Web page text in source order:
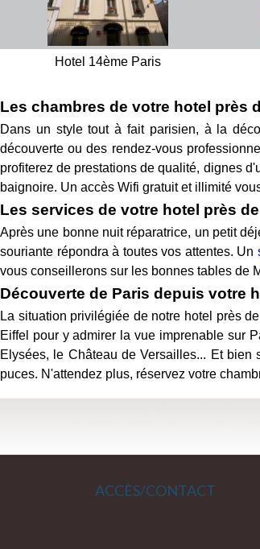
Hotel 14ème Paris
Les chambres de votre hotel près
Dans un style tout à fait parisien, à la
découverte ou des rendez-vous
profiterez de prestations de qualité, dignes
baignoire. Un accès Wifi gratuit et illimité
Les services de votre hotel près
Après une bonne nuit réparatrice, un petit
souriante répondra à toutes vos attentes. Un
vous conseillerons sur les bonnes tables de
Découverte de Paris depuis votre
La situation privilégiée de notre hotel près
Eiffel pour y admirer la vue imprenable sur
Elysées, le Château de Versailles... Et
puces. N'attendez plus, réservez votre
ACCÈS/CONTACT